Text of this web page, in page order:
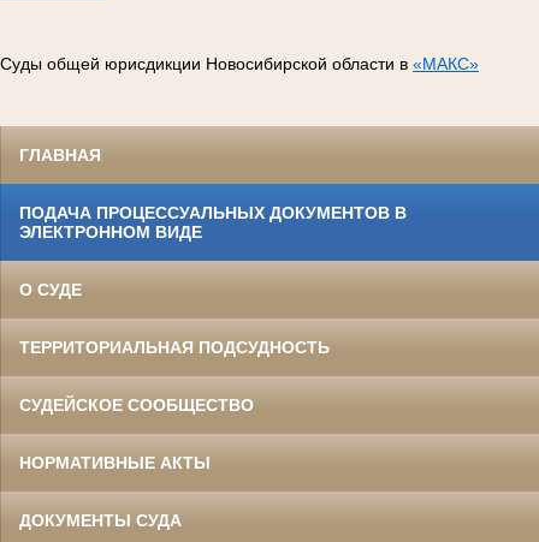
Суды общей юрисдикции Новосибирской области в «МАКС»
ГЛАВНАЯ
ПОДАЧА ПРОЦЕССУАЛЬНЫХ ДОКУМЕНТОВ В
ЭЛЕКТРОННОМ ВИДЕ
О СУДЕ
ТЕРРИТОРИАЛЬНАЯ ПОДСУДНОСТЬ
СУДЕЙСКОЕ СООБЩЕСТВО
НОРМАТИВНЫЕ АКТЫ
ДОКУМЕНТЫ СУДА